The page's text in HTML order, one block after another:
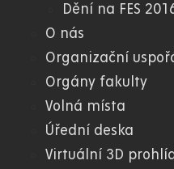
Dění na FES
O nás
Organizační
Orgány fakulty
Volná místa
Úřední deska
Virtuální 3D